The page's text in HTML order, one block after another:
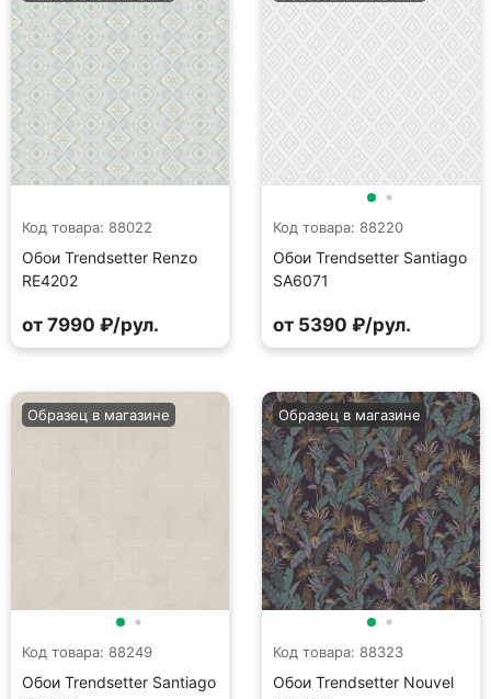
Код товара: 88022
Обои Trendsetter Renzo
RE4202
от 7990 ₽/рул.
Код товара: 88220
Обои Trendsetter Santiago
SA6071
от 5390 ₽/рул.
Код товара: 88249
Обои Trendsetter Santiago
Образец в магазине
Код товара: 88323
Обои Trendsetter Nouvel
Образец в магазине